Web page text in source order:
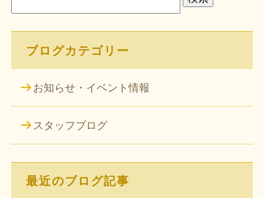
ブログカテゴリー
お知らせ・イベント情報
スタッフブログ
最近のブログ記事